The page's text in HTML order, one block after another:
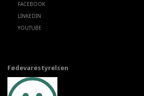
FACEBOOK
LINKEDIN
YOUTUBE
Fødevarestyrelsen